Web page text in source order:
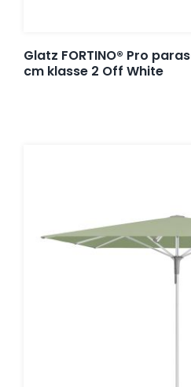
Glatz FORTINO® Pro
cm klasse 2 Off White